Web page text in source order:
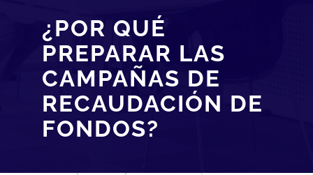
¿POR QUÉ
PREPARAR LAS
CAMPAÑAS DE
RECAUDACIÓN DE
FONDOS?